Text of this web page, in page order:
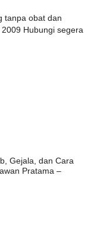
tanpa obat dan
Hubungi segera
Gejala, dan Cara
Pratama –